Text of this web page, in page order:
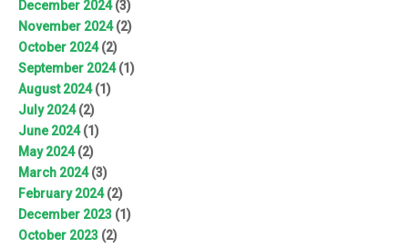
December 2024(3)
November 2024(2)
October 2024(2)
September 2024(1)
August 2024(1)
July 2024(2)
June 2024(1)
May 2024(2)
March 2024(3)
February 2024(2)
December 2023 (1)
October 2023 (2)